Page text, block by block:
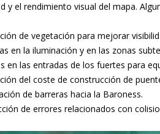
y el rendimiento visual del mapa.
de vegetación para mejorar
en la iluminación y en las zonas
en las entradas de los fuertes para
del coste de construcción de
de barreras hacia la Baroness.
de errores relacionados con